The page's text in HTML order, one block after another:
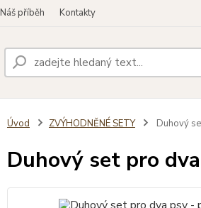
Náš příběh Kontakty
Úvod ZVÝHODNĚNÉ SETY Duhový
Duhový set pro